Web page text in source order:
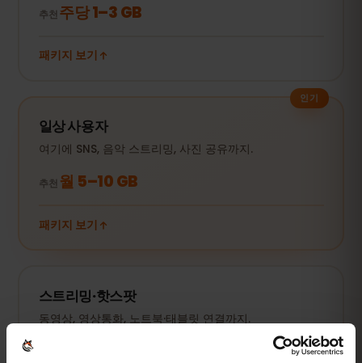
추천 주당 1–3 GB
패키지 보기
인기
일상 사용자
여기에 SNS, 음악 스트리밍, 사진 공유까지.
추천 월 5–10 GB
패키지 보기
스트리밍·핫스팟
동영상, 영상통화, 노트북·태블릿 연결까지.